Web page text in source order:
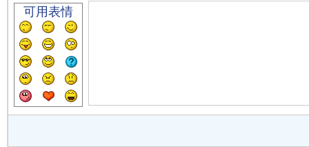
可用表情